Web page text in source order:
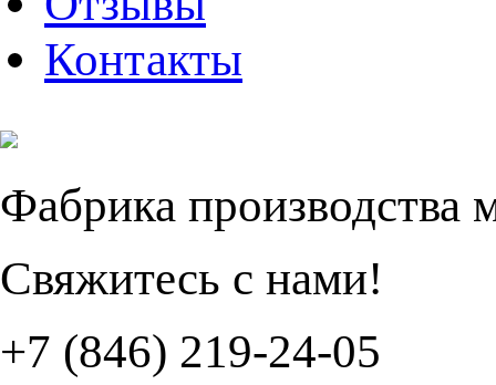
Контакты
Фабрика производства
Свяжитесь с нами!
+7 (846) 219-24-05